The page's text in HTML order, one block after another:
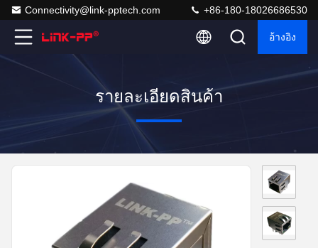
Connectivity@link-pptech.com +86-180-18026686530
อ้างอิง
รายละเอียดสินค้า